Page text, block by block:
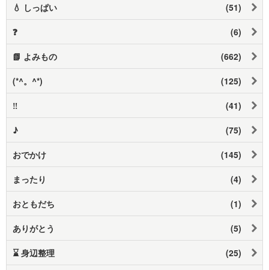
💧 しっぱい (51)
❓ (6)
📗 よみもの (662)
(*^。^*) (125)
‼ (41)
♪ (75)
おでかけ (145)
まったり (4)
おともだち (1)
ありがとう (5)
⌛ 身辺整理 (25)